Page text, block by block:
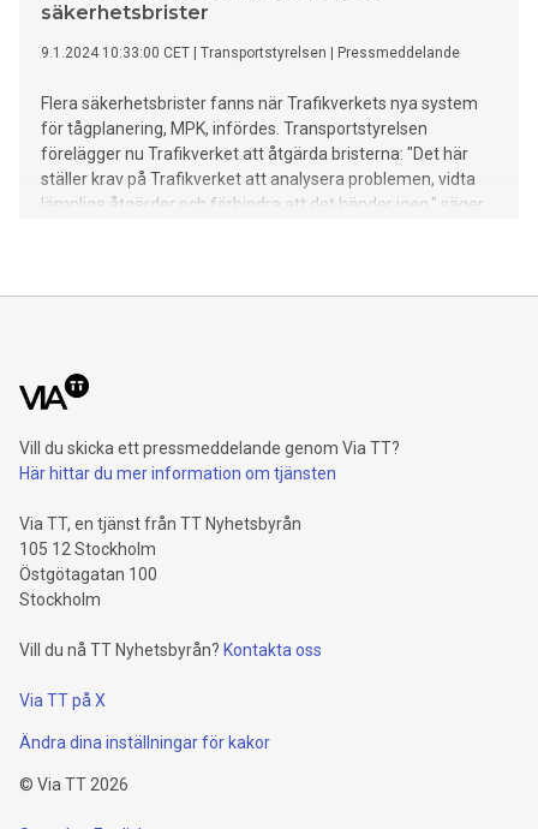
säkerhetsbrister
9.1.2024 10:33:00 CET Transportstyrelsen Pressmeddelande
Flera säkerhetsbrister fanns när Trafikverkets nya system
för tågplanering, MPK, infördes. Transportstyrelsen
förelägger nu Trafikverket att åtgärda bristerna: "Det här
ställer krav på Trafikverket att analysera problemen, vidta
lämpliga åtgärder och förhindra att det händer igen," säger
Vill du skicka ett pressmeddelande genom Via TT?
Här hittar du mer information om tjänsten
Via TT, en tjänst från TT Nyhetsbyrån
105 12 Stockholm
Östgötagatan 100
Stockholm
Vill du nå TT Nyhetsbyrån? Kontakta oss
Via TT på X
Ändra dina inställningar för kakor
© Via TT2026